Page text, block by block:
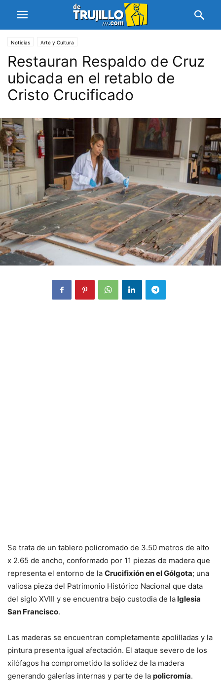
Noticias Arte y Cultura
Restauran Respaldo de Cruz
ubicada en el retablo de
Cristo Crucificado
Se trata de un tablero policromado de 3.50 metros de alto
x 2.65 de ancho, conformado por 11 piezas de madera que
representa el entorno de la Crucifixión en el Gólgota; una
valiosa pieza del Patrimonio Histórico Nacional que data
del siglo XVIII y se encuentra bajo custodia de la Iglesia
San Francisco.
Las maderas se encuentran completamente apolilladas y la
pintura presenta igual afectación. El ataque severo de los
xilófagos ha comprometido la solidez de la madera
generando galerías internas y parte de la policromía.